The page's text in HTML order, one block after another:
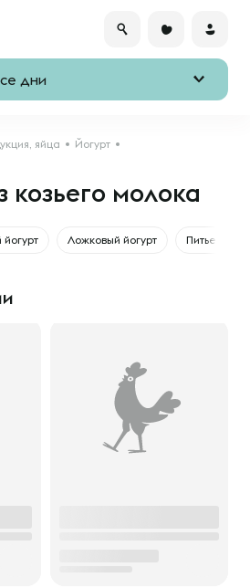
дни
яйца
Йогурт
козьего молока
Ложковый йогурт Питьевой